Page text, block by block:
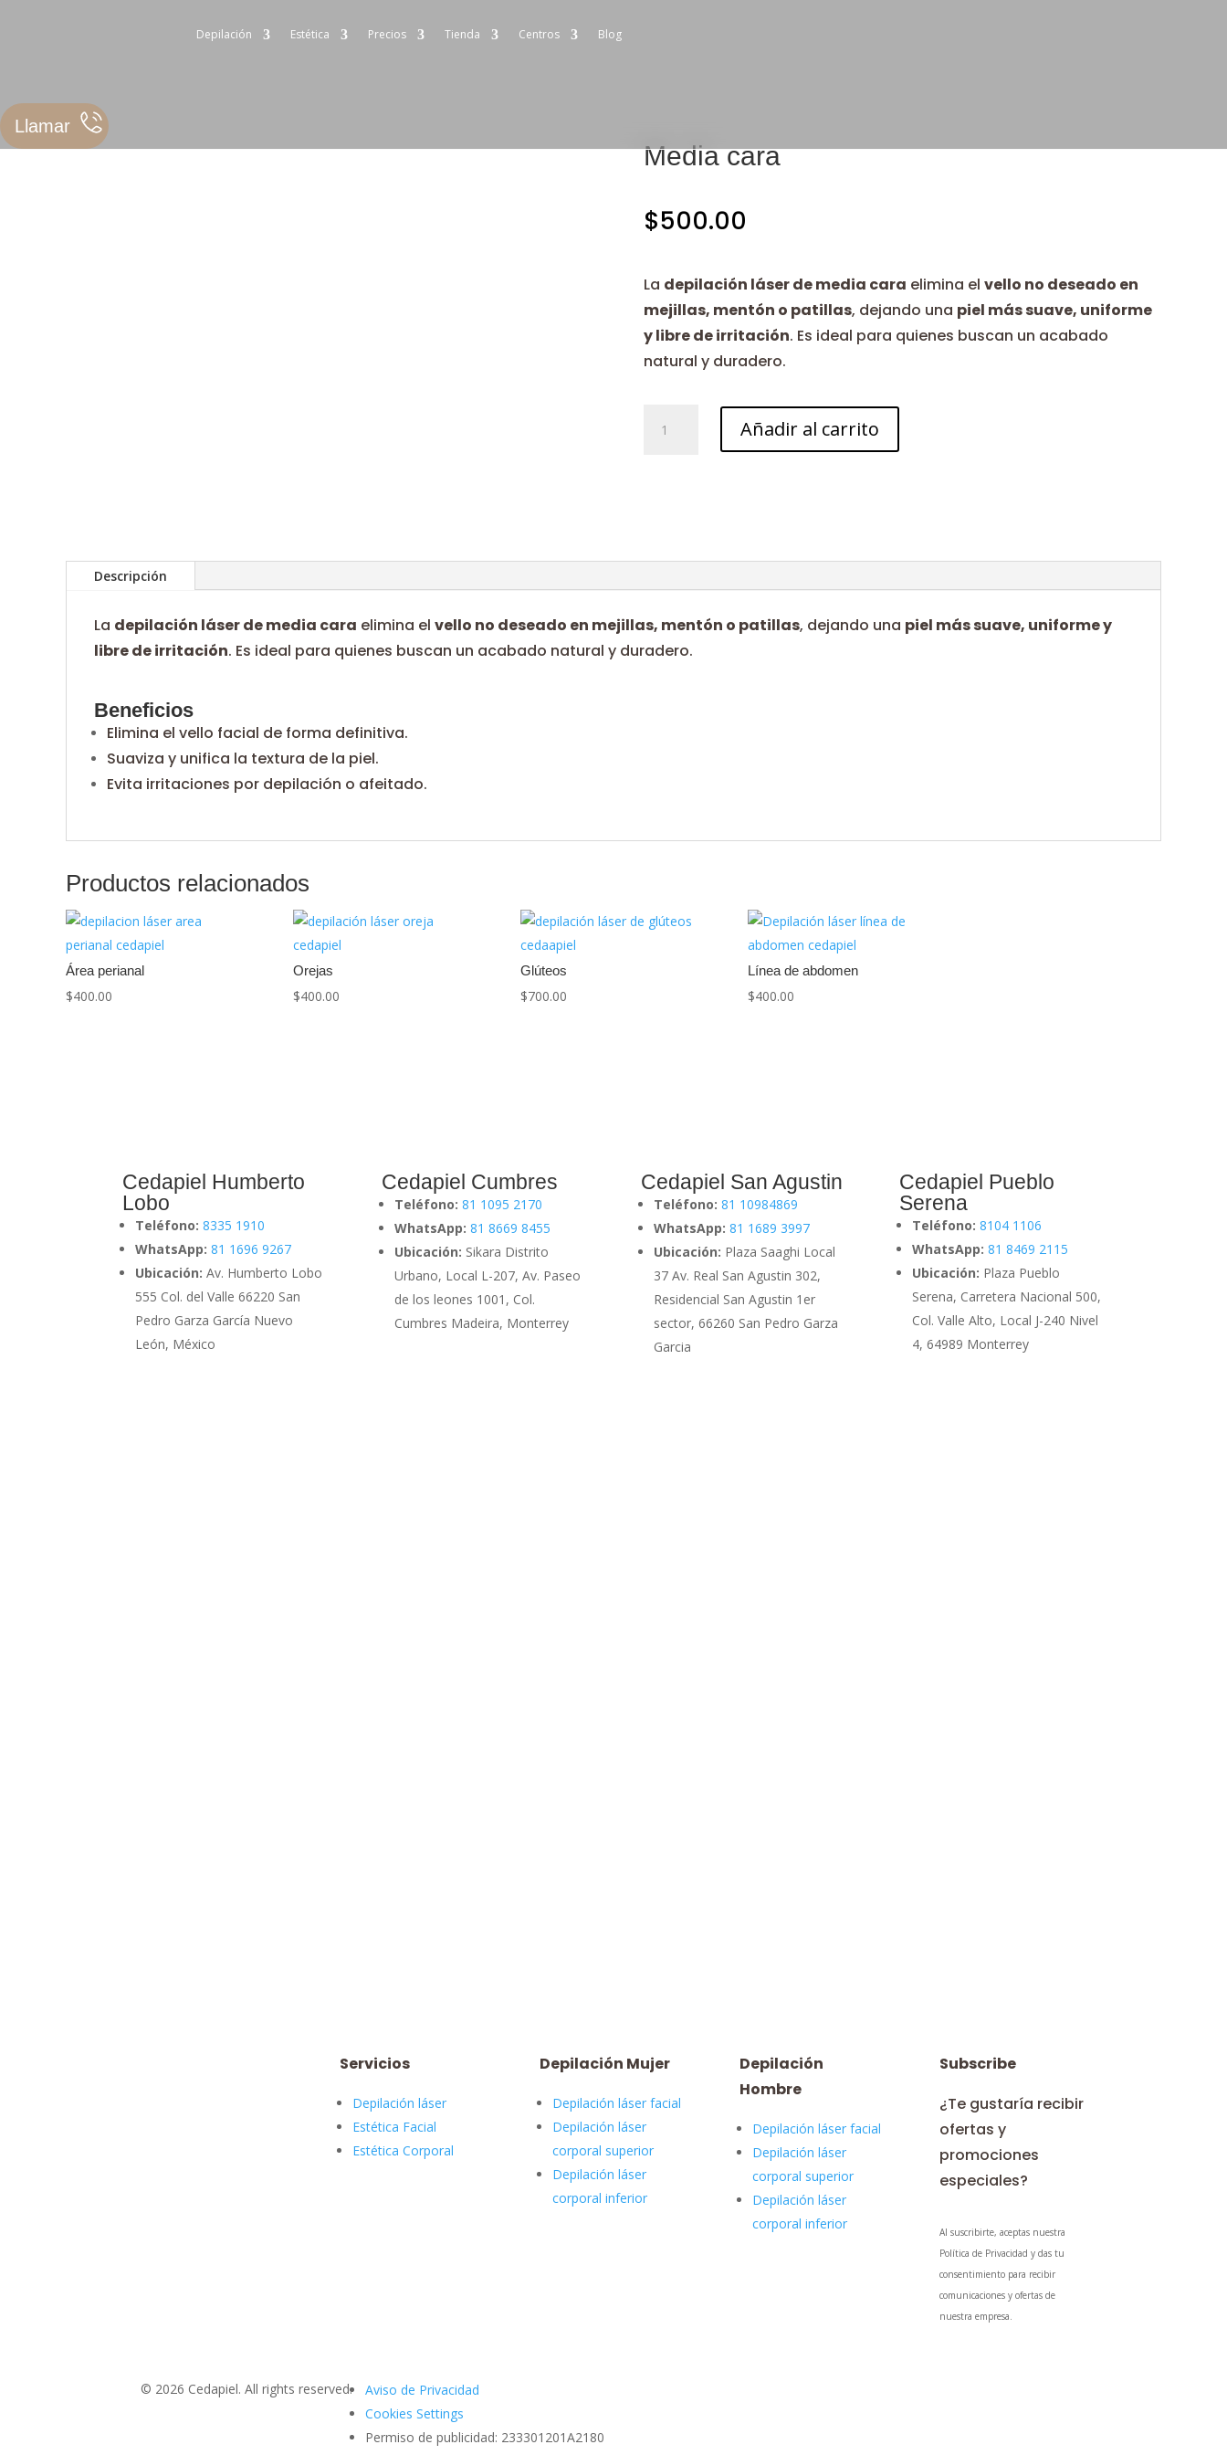
Depilación Estética Precios Tienda Centros Blog
Llamar
Media cara
$500.00
La depilación láser de media cara elimina el vello no deseado en
mejillas, mentón o patillas, dejando una piel más suave, uniforme
y libre de irritación. Es ideal para quienes buscan un acabado
natural y duradero.
cara
Añadir al carrito
Descripción
La depilación láser de media cara elimina el vello no deseado en mejillas, mentón o patillas, dejando una piel más suave, uniforme y
libre de irritación. Es ideal para quienes buscan un acabado natural y duradero.
Beneficios
Elimina el vello facial de forma definitiva.
Suaviza y unifica la textura de la piel.
Evita irritaciones por depilación o afeitado.
Productos relacionados
Área perianal
$400.00
Orejas
$400.00
Glúteos
$700.00
Línea de abdomen
$400.00
Cedapiel Humberto
Lobo
Teléfono:8335 1910
WhatsApp:81 1696 9267
Ubicación:Av. Humberto Lobo
555 Col. del Valle 66220 San
Pedro Garza García Nuevo
León, México
Cedapiel Cumbres
Teléfono: 81 1095 2170
WhatsApp: 81 8669 8455
Ubicación: Sikara Distrito
Urbano, Local L-207, Av. Paseo
de los leones 1001, Col.
Cumbres Madeira, Monterrey
Cedapiel San Agustin
Teléfono: 81 10984869
WhatsApp: 81 1689 3997
Ubicación: Plaza Saaghi Local
37 Av. Real San Agustin 302,
Residencial San Agustin 1er
sector, 66260 San Pedro Garza
Garcia
Cedapiel Pueblo
Serena
Teléfono:8104 1106
WhatsApp:81 8469 2115
Ubicación: Plaza Pueblo
Serena, Carretera Nacional 500,
Col. Valle Alto, Local J-240 Nivel
4, 64989 Monterrey
Servicios
Depilación láser
Estética Facial
Estética Corporal
Depilación Mujer
Depilación láser facial
Depilación láser
corporal superior
Depilación láser
corporal inferior
Depilación
Hombre
Depilación láser facial
Depilación láser
corporal superior
Depilación láser
corporal inferior
Subscribe
¿Te gustaría recibir
ofertas y
promociones
especiales?
Al suscribirte, aceptas nuestra
Política de Privacidad y das tu
consentimiento para recibir
comunicaciones y ofertas de
nuestra empresa.
© 2026 Cedapiel. All rights reserved.
Aviso de Privacidad
Cookies Settings
Permiso de publicidad: 233301201A2180